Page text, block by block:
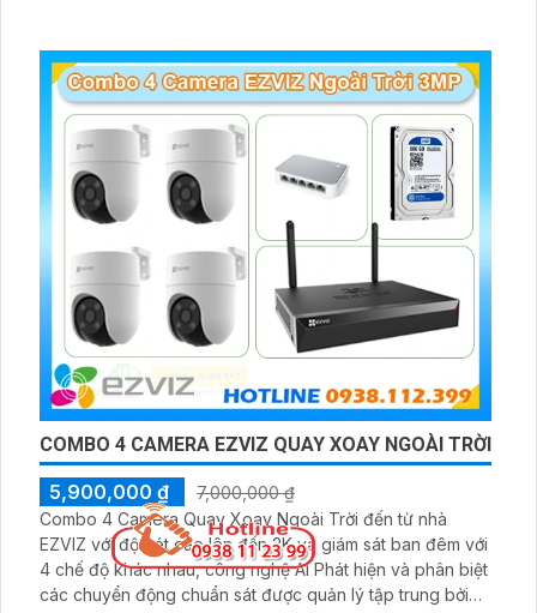
COMBO 4 CAMERA EZVIZ QUAY XOAY NGOÀI TRỜI
5,900,000 ₫
7,000,000 ₫
Combo 4 Camera Quay Xoay Ngoài Trời đến từ nhà
EZVIZ với độ nét cao lên đến 2K và giám sát ban đêm với
4 chế độ khác nhau, công nghệ AI Phát hiện và phân biệt
các chuyển động chuẩn sát được quản lý tập trung bởi